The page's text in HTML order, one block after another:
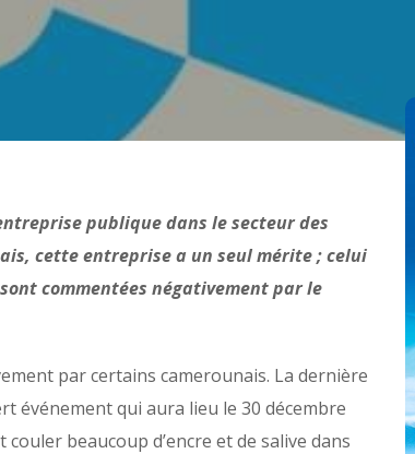
publique dans le secteur des
cette entreprise a un seul mérite ; celui
commentées négativement par le
par certains camerounais. La dernière
événement qui aura lieu le 30 décembre
couler beaucoup d’encre et de salive dans